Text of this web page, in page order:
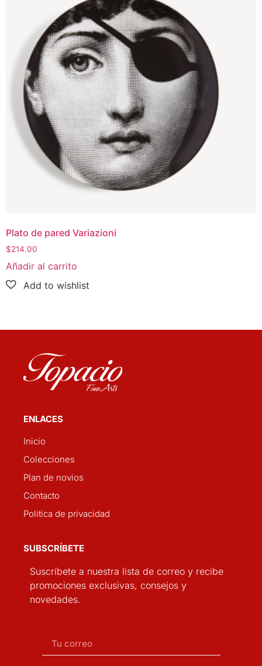
Plato de pared Variazioni
$214.00
Añadir al carrito
ENLACES
Inicio
Colecciones
Plan de novios
Contacto
Politica de privacidad
SUBSCRÍBETE
Suscríbete a nuestra lista de correo y recibe
promociones exclusivas, consejos y
novedades.